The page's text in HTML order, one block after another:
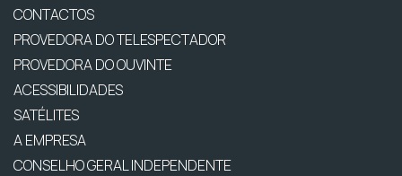
CONTACTOS
PROVEDORA DO TELESPECTADOR
PROVEDORA DO OUVINTE
ACESSIBILIDADES
SATÉLITES
A EMPRESA
CONSELHO GERAL INDEPENDENTE